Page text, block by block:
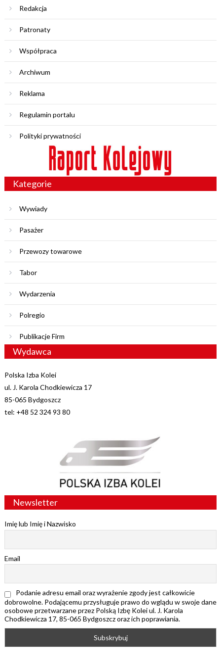
Redakcja
Patronaty
Współpraca
Archiwum
Reklama
Regulamin portalu
Polityki prywatności
Kategorie
Wywiady
Pasażer
Przewozy towarowe
Tabor
Wydarzenia
Polregio
Publikacje Firm
Wydawca
Polska Izba Kolei
ul. J. Karola Chodkiewicza 17
85-065 Bydgoszcz
tel: +48 52 324 93 80
Newsletter
Imię lub Imię i Nazwisko
Email
Podanie adresu email oraz wyrażenie zgody jest całkowicie
dobrowolne. Podającemu przysługuje prawo do wglądu w swoje dane
osobowe przetwarzane przez Polską Izbę Kolei ul. J. Karola
Chodkiewicza 17, 85-065 Bydgoszcz oraz ich poprawiania.